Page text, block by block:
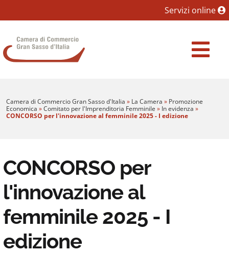
Vai al Contenuto principale della pagina
Servizi online
Camera di Commercio Gran Sasso d'Italia
Camera di Commercio Gran Sasso d'Italia » La Camera » Promozione
Economica »Comitato per l'Imprenditoria Femminile » In evidenza »
CONCORSO per l'innovazione al femminile 2025 - I edizione
CONCORSO per
l'innovazione al
femminile 2025 - I
edizione